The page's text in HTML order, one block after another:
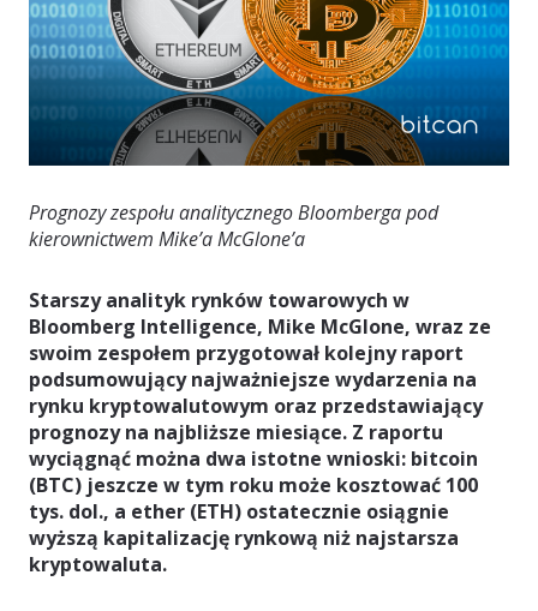
Prognozy zespołu analitycznego Bloomberga pod
kierownictwem Mike’a McGlone’a
Starszy analityk rynków towarowych w
Bloomberg Intelligence, Mike McGlone, wraz ze
swoim zespołem przygotował kolejny raport
podsumowujący najważniejsze wydarzenia na
rynku kryptowalutowym oraz przedstawiający
prognozy na najbliższe miesiące. Z raportu
wyciągnąć można dwa istotne wnioski: bitcoin
(BTC) jeszcze w tym roku może kosztować 100
tys. dol., a ether (ETH) ostatecznie osiągnie
wyższą kapitalizację rynkową niż najstarsza
kryptowaluta.